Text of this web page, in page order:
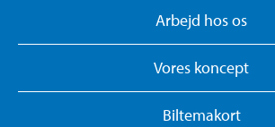
Arbejd hos os
Vores koncept
Biltemakort